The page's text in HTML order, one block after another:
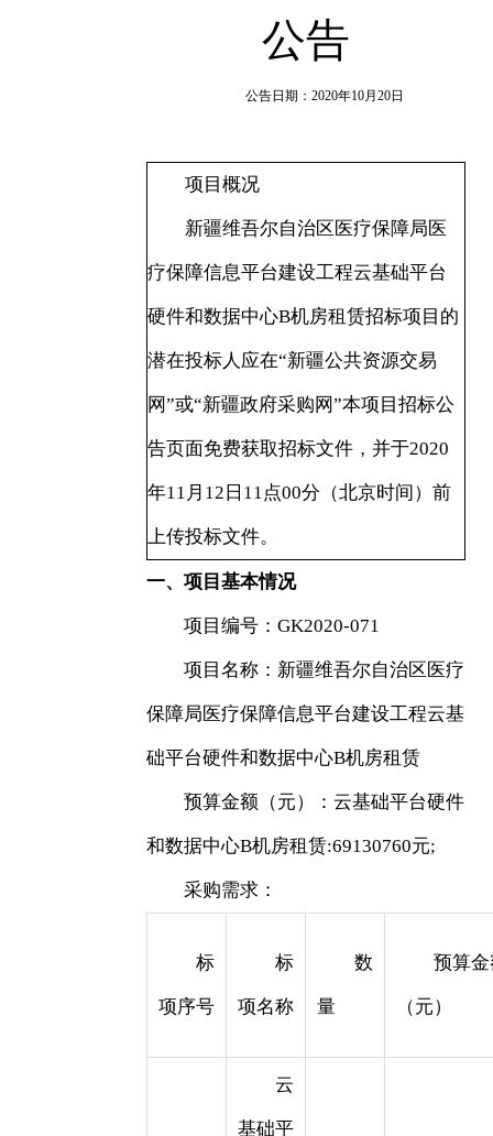
公告
公告日期：2020年10月20日
项目概况
新疆维吾尔自治区医疗保障局医
疗保障信息平台建设工程云基础平台
硬件和数据中心B机房租赁招标项目的
潜在投标人应在“新疆公共资源交易
网”或“新疆政府采购网”本项目招标公
告页面免费获取招标文件，并于2020
年11月12日11点00分（北京时间）前
上传投标文件。
一、项目基本情况
项目编号：GK2020-071
项目名称：新疆维吾尔自治区医疗
保障局医疗保障信息平台建设工程云基
础平台硬件和数据中心B机房租赁
预算金额（元）：云基础平台硬件
和数据中心B机房租赁:69130760元;
采购需求：
标
项序号
标
项名称
数
量
预算
（元）
云
基础平